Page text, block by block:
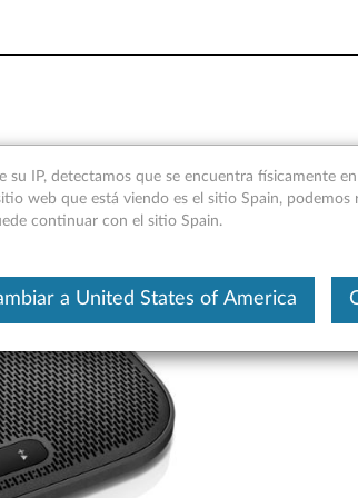
Lenovo 700:
Este es un
su IP, detectamos que se encuentra físicamente
web que está viendo es el sitio Spain,
continuar con el sitio Spain.
a United States of America